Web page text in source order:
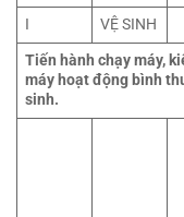
I
VỆ SINH
Tiến hành chạy máy,
máy hoạt động bình
sinh.